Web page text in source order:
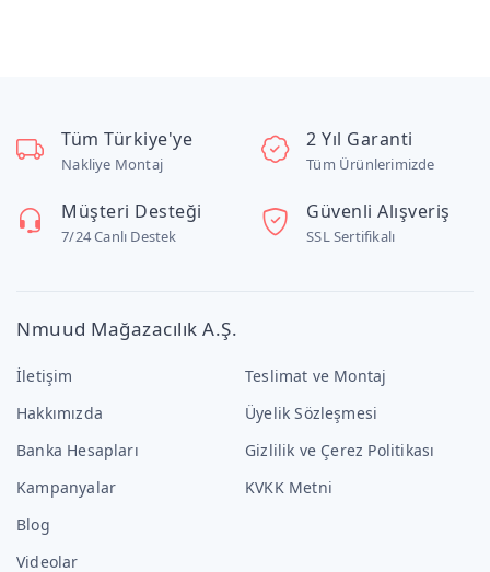
Tüm Türkiye'ye
Nakliye Montaj
2 Yıl Garanti
Tüm Ürünlerimizde
Müşteri Desteği
7/24 Canlı Destek
Güvenli Alışveriş
SSL Sertifikalı
Nmuud Mağazacılık A.Ş.
İletişim
Hakkımızda
Banka Hesapları
Kampanyalar
Blog
Videolar
Teslimat ve Montaj
Üyelik Sözleşmesi
Gizlilik ve Çerez Politikası
KVKK Metni